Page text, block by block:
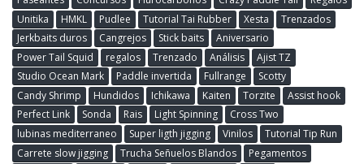
Unitika
HMKL Pudlee Tutorial Tai Rubber Xesta
Trenzados
Jerkbaits duros
Cangrejos Stick baits
Aniversario
Power Tail Squid
regalos Trenzado Análisis
Ajist TZ
Studio Ocean Mark
Paddle invertida Fullrange
Scotty
Candy Shrimp
Hundidos Ichikawa Kaiten Torzite
Assist hook
Perfect Link
Sonda Rais Light Spinning
Cross Two
lubinas mediterraneo
Super ligth jigging Vinilos
Tutorial Tip Run
Carrete slow jigging
Trucha Señuelos Blandos
Pegamentos